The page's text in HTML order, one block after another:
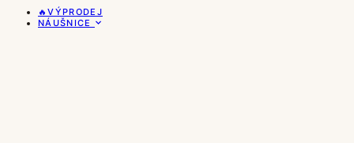
🔥VÝPRODEJ
NÁUŠNICE